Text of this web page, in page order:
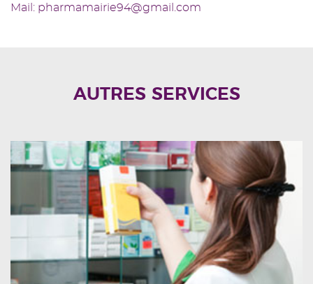
Mail: pharmamairie94@gmail.com
AUTRES SERVICES